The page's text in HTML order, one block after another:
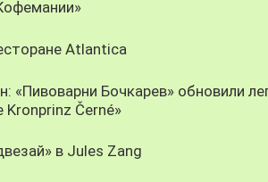
Atlantica
«Пивоварни Бочкарев» обновили
Černé»
в Jules Zang